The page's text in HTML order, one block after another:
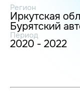
Регион
Иркутская
Бурятский
Период
2020 - 2022